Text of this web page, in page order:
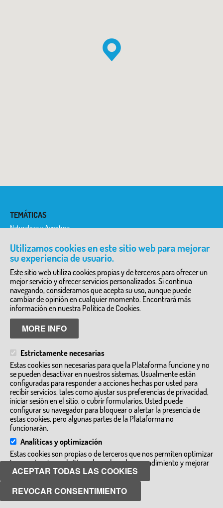
Utilizamos cookies en este sitio web para mejorar
su experiencia de usuario.
Este sitio web utiliza cookies propias y de terceros para ofrecer un
mejor servicio y ofrecer servicios personalizados. Si continua
navegando, consideramos que acepta su uso, aunque puede
cambiar de opinión en cualquier momento. Encontrará más
información en nuestra Política de Cookies.
MORE INFO
Estrictamente necesarias
Estas cookies son necesarias para que la Plataforma funcione y no
se pueden desactivar en nuestros sistemas. Usualmente están
configuradas para responder a acciones hechas por usted para
recibir servicios, tales como ajustar sus preferencias de privacidad,
iniciar sesión en el sitio, o cubrir formularios. Usted puede
configurar su navegador para bloquear o alertar la presencia de
estas cookies, pero algunas partes de la Plataforma no
funcionarán.
Analíticas y optimización
Estas cookies son propias o de terceros que nos permiten optimizar
tu experiencia en el sitio web, evaluando su rendimiento y mejorar
añadiendo nuevas funcionalidades.
GUARDAR PREFERENCIAS
ACEPTAR TODAS LAS COOKIES
REVOCAR CONSENTIMIENTO
TEMÁTICAS
Naturaleza y Aventura
Historia del Arte
Ciencia y Tecnología
Literatura y Teatro
Arqueología
DIRECTORIO DE SERVICIOS
Granjas Escuela y Zoos
Empresas de turismo activo y ecoturismo
Visitas guiadas
Alojamientos y complejos de ocio
MÁS INFORMACIÓN
www.turismocastillalamancha.es
cultura.castillalamancha.es
dgturismo-artesania@jccm.es
Aviso legal